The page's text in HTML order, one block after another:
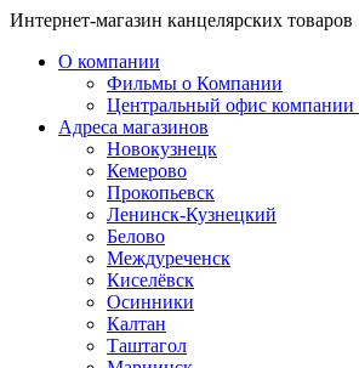
Интернет-магазин канцелярских товаров
О компании
Фильмы о Компании
Центральный офис компании
Адреса магазинов
Новокузнецк
Кемерово
Прокопьевск
Ленинск-Кузнецкий
Белово
Междуреченск
Киселёвск
Осинники
Калтан
Таштагол